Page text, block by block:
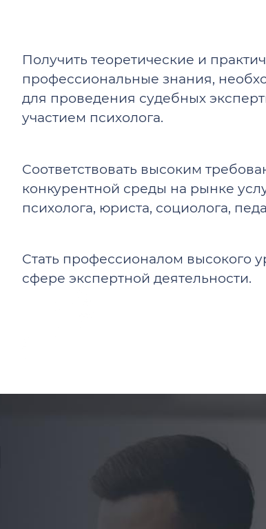
Получить теоретические и
профессиональные знания,
для проведения судебных
участием психолога.
Соответствовать высоким
конкурентной среды на рынке
психолога, юриста, социолога,
Стать профессионалом высокого
сфере экспертной деятельности.